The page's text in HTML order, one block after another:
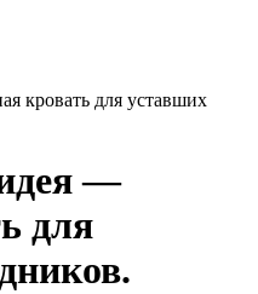
кровать для уставших
—
для